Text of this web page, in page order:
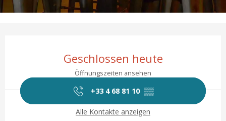
Geschlossen heute
Öffnungszeiten ansehen
+33 4 68 81 10 ▒▒
Alle Kontakte anzeigen